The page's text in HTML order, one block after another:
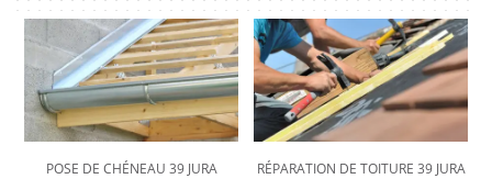
POSE DE CHÉNEAU 39 JURA RÉPARATION DE TOITURE 39 JURA